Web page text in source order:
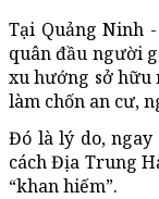
Tại Quảng Ninh
quân đầu người
xu hướng sở hữu
làm chốn an cư,
Đó là lý do, ngay
cách Địa Trung
“khan hiếm”.